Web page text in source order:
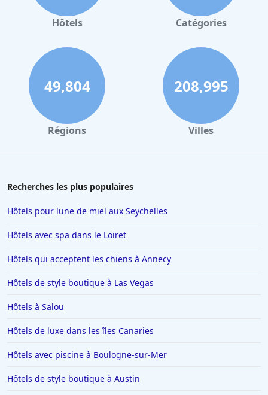
Hôtels Catégories
49,804
Régions
208,995
Villes
Recherches les plus populaires
Hôtels pour lune de miel aux Seychelles
Hôtels avec spa dans le Loiret
Hôtels qui acceptent les chiens à Annecy
Hôtels de style boutique à Las Vegas
Hôtels à Salou
Hôtels de luxe dans les îles Canaries
Hôtels avec piscine à Boulogne-sur-Mer
Hôtels de style boutique à Austin